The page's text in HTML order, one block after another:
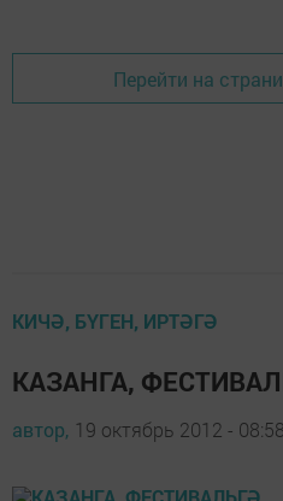
Перейти на
КИЧӘ, БҮГЕН, ИРТӘГӘ
КАЗАНГА,
автор, 19 октябрь 2012 - 08:58